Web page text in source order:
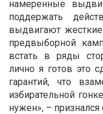
намеренные
поддержать
выдвигают
предвыборной
встать в ряды
лично я готов это
гарантий, что
избирательной
нужен», – признался